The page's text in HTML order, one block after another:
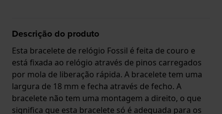
Descrição do produto
Esta bracelete de relógio Fossil é feita de couro e
está fixada ao relógio através de pinos carregados
por mola de liberação rápida. A bracelete tem uma
largura de 18 mm e fecha através de fecho. A
bracelete não tem uma montagem a direito, o que
significa que esta bracelete só é adequada para os